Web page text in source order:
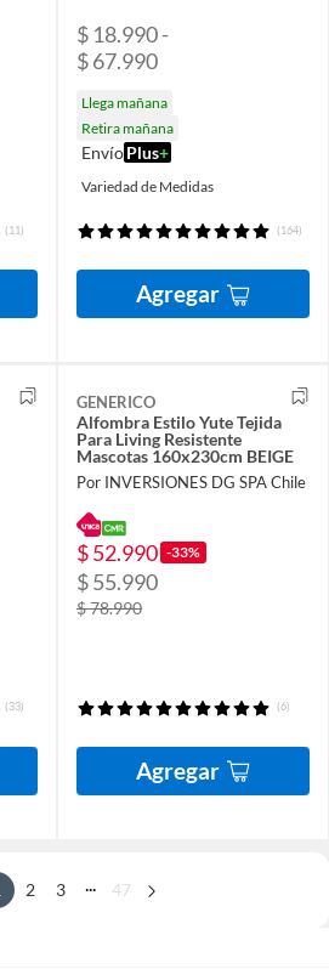
(11)
$ 18.990 -
$ 67.990
Llega mañana
Retira mañana
EnvíoPlus+
Variedad de Medidas
(164)
Agregar
(33)
GENERICO
Alfombra Estilo Yute Tejida
Para Living Resistente
Mascotas 160x230cm BEIGE
Por INVERSIONES DG SPA Chile
$ 52.990 -33%
$ 55.990
$ 78.990
(6)
Agregar
2 3 ... 47